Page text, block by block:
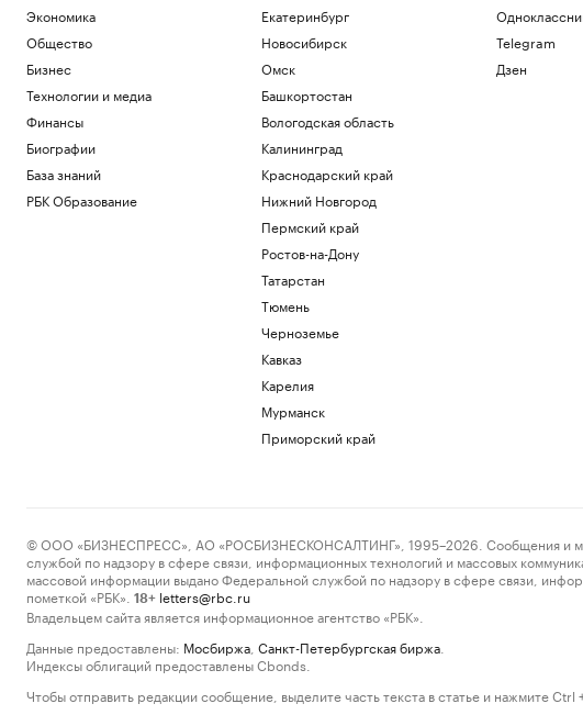
Экономика
Общество
Бизнес
Технологии и медиа
Финансы
Биографии
База знаний
РБК Образование
Екатеринбург
Новосибирск
Омск
Башкортостан
Вологодская область
Калининград
Краснодарский край
Нижний Новгород
Пермский край
Ростов-на-Дону
Татарстан
Тюмень
Черноземье
Кавказ
Карелия
Мурманск
Приморский край
Telegram
Дзен
© ООО «БИЗНЕСПРЕСС», АО «РОСБИЗНЕСКОНСАЛТИНГ», 1995–2026. Сообщения и
службой по надзору в сфере связи, информационных технологий и массовых
массовой информации выдано Федеральной службой по надзору в сфере связи,
пометкой «РБК».
18+ letters@rbc.ru
Владельцем сайта является информационное агентство «РБК».
Данные предоставлены: Мосбиржа Санкт-Петербургская биржа
Индексы облигаций предоставлены Cbonds.
Чтобы отправить редакции сообщение, выделите часть текста в статье и нажмите Ctrl